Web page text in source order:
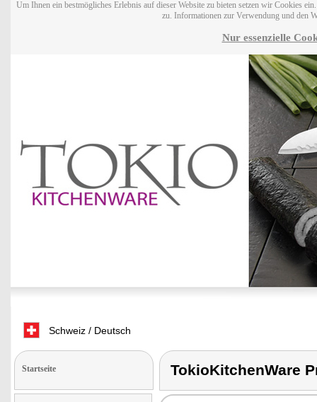
Um Ihnen ein bestmögliches Erlebnis auf dieser Website zu bieten setzen wir Cookies
zu. Informationen zur Verwendung und den
Nur essenzielle
Schweiz / Deutsch
Startseite TokioKitchenWare